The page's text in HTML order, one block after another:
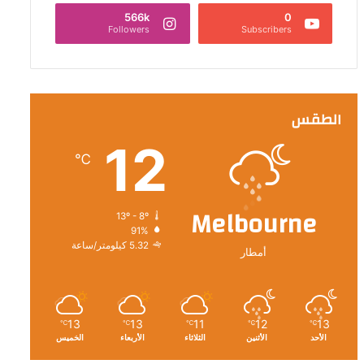
0
Subscribers
566k
Followers
الطقس
Melbourne
أمطار
12
℃
13º - 8º
91%
5.32 كيلومتر/ساعة
13
℃
الأحد
12
℃
الأثنين
11
℃
الثلاثاء
13
℃
الأربعاء
13
℃
الخميس